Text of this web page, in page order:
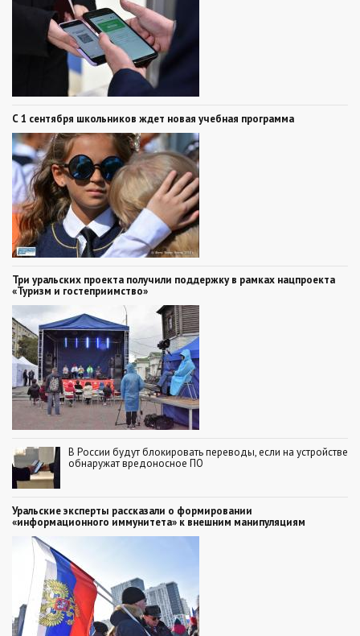
С 1 сентября школьников ждет новая учебная программа
Три уральских проекта получили поддержку в рамках нацпроекта
«Туризм и гостеприимство»
В России будут блокировать переводы, если на устройстве
обнаружат вредоносное ПО
Уральские эксперты рассказали о формировании
«информационного иммунитета» к внешним манипуляциям